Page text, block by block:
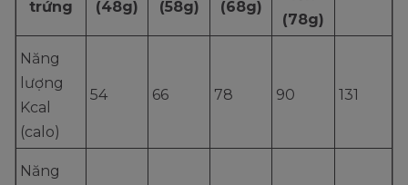
trứng
(48g)
(58g)
(68g)
(78g)
Năng
lượng
Kcal
(calo)
54 66 78 90 131
Năng